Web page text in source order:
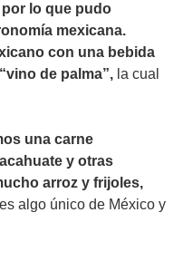
lo que pudo
mexicana.
con una bebida
de palma”, la cual
una carne
y otras
arroz y frijoles,
algo único de México y